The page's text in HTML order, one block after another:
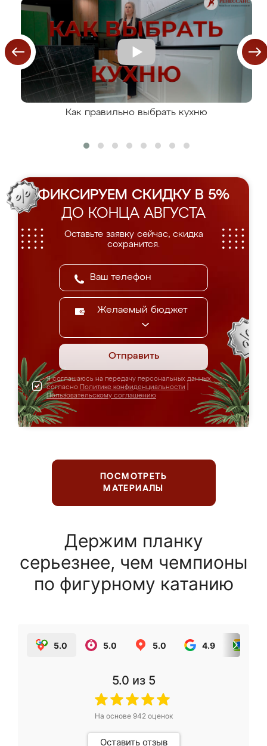
Как правильно выбрать кухню
ФИКСИРУЕМ СКИДКУ В 5%
ДО КОНЦА АВГУСТА
Оставьте заявку сейчас, скидка
сохранится.
Желаемый бюджет
Отправить
Я соглашаюсь на передачу персональных данных
согласно Политике конфиденциальности
Пользовательскому соглашению
ПОСМОТРЕТЬ
МАТЕРИАЛЫ
Держим планку
серьезнее, чем чемпионы
по фигурному катанию
5.0 5.0 5.0 4.9
5.0 из 5
На основе 942оценок
Оставить отзыв